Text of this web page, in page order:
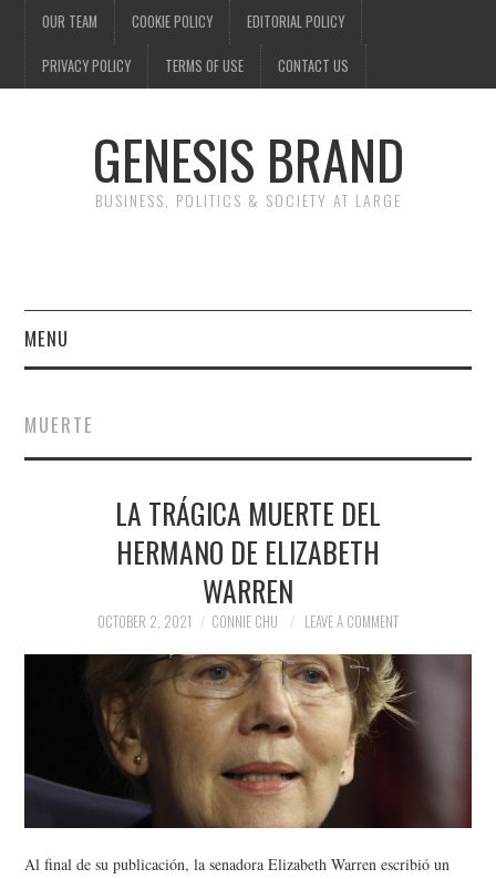
OUR TEAM COOKIE POLICY EDITORIAL POLICY
PRIVACY POLICY TERMS OF USE CONTACT US
GENESIS BRAND
BUSINESS, POLITICS & SOCIETY AT LARGE
MENU
FINANCE
POLITICS
SOCIETY
TECHNOLOGY
MUERTE
LA TRÁGICA MUERTE DEL
HERMANO DE ELIZABETH
WARREN
OCTOBER 2, 2021 CONNIE CHU LEAVE A COMMENT
Al final de su publicación, la senadora Elizabeth Warren escribió un